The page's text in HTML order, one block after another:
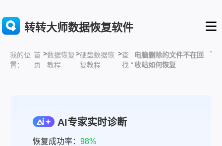
转转大师数据恢复软件
我的位
置：
首
页
>数据恢复
教程
>硬盘数据恢
复教程
>查
找 “
电脑删除的文件不在回
收站如何恢复
”
AI专家实时诊断
恢复成功率： 98%